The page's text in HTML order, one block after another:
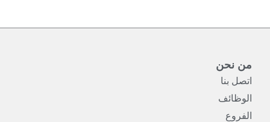
من نحن
اتصل بنا
الوظائف
الفروع